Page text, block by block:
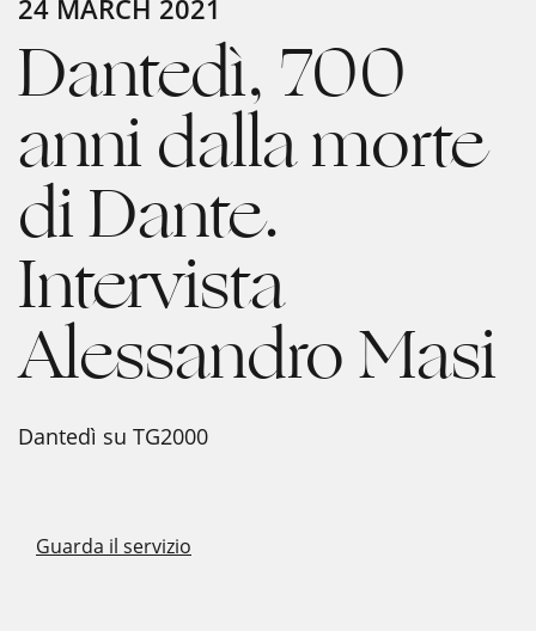
24 MARCH 2021
Dantedì, 700
anni dalla morte
di Dante.
Intervista
Alessandro Masi
Dantedì su TG2000
Guarda il servizio